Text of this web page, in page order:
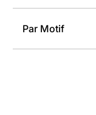
Par Motif